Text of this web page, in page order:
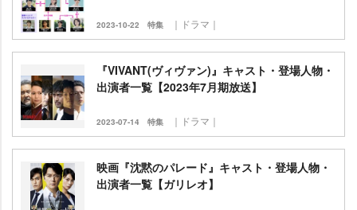
2023-10-22 特集 ｜ドラマ｜
『VIVANT(ヴィヴァン)』キャスト・登場人物・
出演者一覧【2023年7月期放送】
2023-07-14 特集 ｜ドラマ｜
映画『沈黙のパレード』キャスト・登場人物・
出演者一覧【ガリレオ】